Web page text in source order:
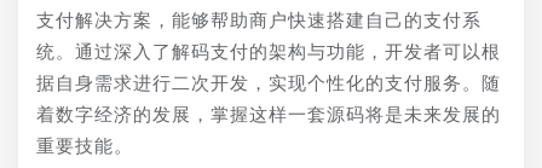
支付解决方案，能够帮助商户快速搭建自己的支付系
统。通过深入了解码支付的架构与功能，开发者可以根
据自身需求进行二次开发，实现个性化的支付服务。随
着数字经济的发展，掌握这样一套源码将是未来发展的
重要技能。